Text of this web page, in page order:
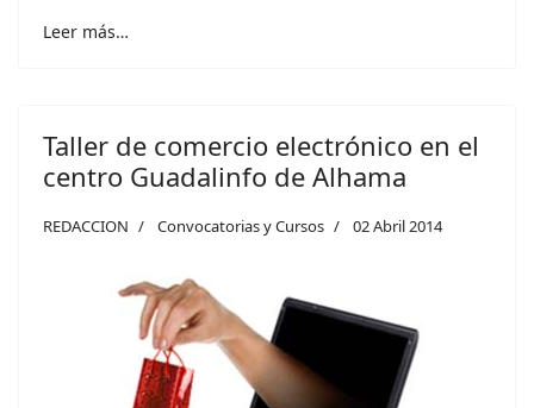
Leer más…
Taller de comercio electrónico en el
centro Guadalinfo de Alhama
REDACCION Convocatorias y Cursos 02 Abril 2014